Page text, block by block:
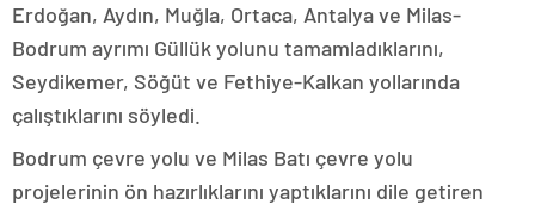
Erdoğan, Aydın, Muğla, Ortaca, Antalya ve Milas-
Bodrum ayrımı Güllük yolunu tamamladıklarını,
Seydikemer, Söğüt ve Fethiye-Kalkan yollarında
çalıştıklarını söyledi.
Bodrum çevre yolu ve Milas Batı çevre yolu
projelerinin ön hazırlıklarını yaptıklarını dile getiren